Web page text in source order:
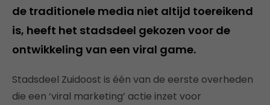
de traditionele media niet altijd toereikend
is, heeft het stadsdeel gekozen voor de
ontwikkeling van een viral game.
Stadsdeel Zuidoost is één van de eerste overheden
die een ‘viral marketing’ actie inzet voor